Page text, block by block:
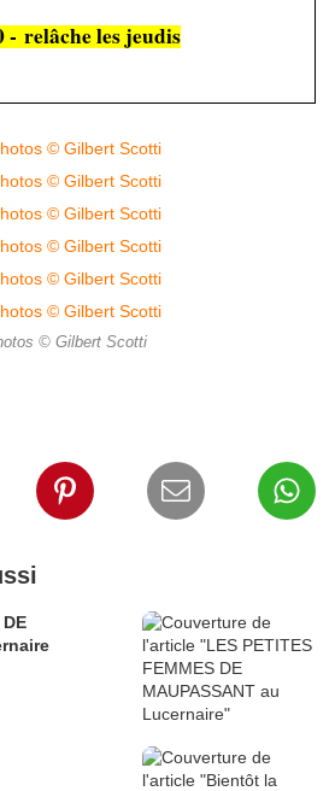
- relâche les jeudis
© Gilbert Scotti